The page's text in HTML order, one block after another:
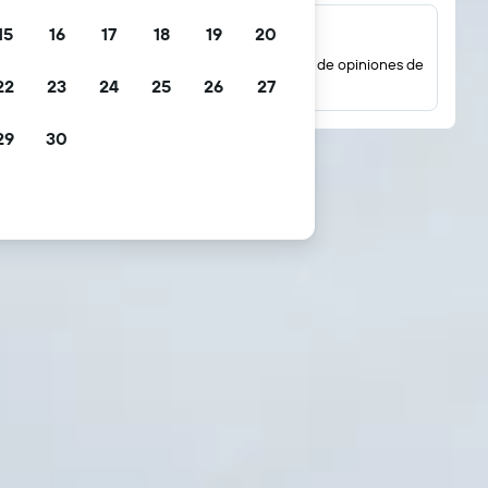
Millones de opiniones
Mira las puntuaciones basadas en millones de opiniones de
huéspedes reales.
16 17 18 19 20
23 24 25 26 27
30